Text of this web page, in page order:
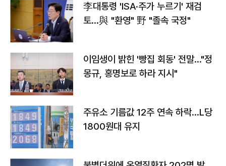
李대통령 'ISA·주가 누르기' 재검
토…與 "환영" 野 "졸속 국정"
이임생이 밝힌 '빵집 회동' 전말…"정
몽규, 홍명보로 하라 지시"
주유소 기름값 12주 연속 하락…L당
1800원대 유지